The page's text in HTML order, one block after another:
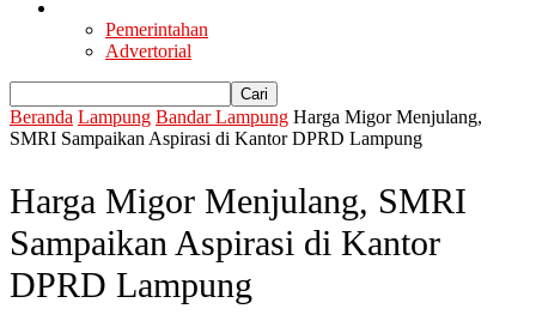
Pemerintahan
Advertorial
Beranda Lampung Bandar Lampung Harga Migor Menjulang,
SMRI Sampaikan Aspirasi di Kantor DPRD Lampung
Harga Migor Menjulang, SMRI
Sampaikan Aspirasi di Kantor
DPRD Lampung